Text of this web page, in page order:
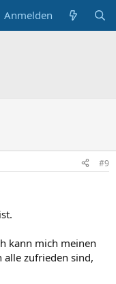
Anmelden
#9
kann mich meinen
alle zufrieden sind,